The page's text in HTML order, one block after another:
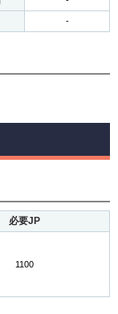
-
必要JP
1100